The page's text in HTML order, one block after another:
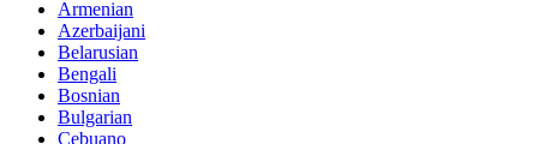
Armenian
Azerbaijani
Belarusian
Bengali
Bosnian
Bulgarian
Cebuano